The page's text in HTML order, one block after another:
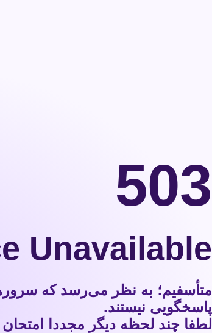
503
Unavailable
متأسفیم؛ به نظر می‌رسد که
پاسخگویی نیستند.
لطفا چند لحظه دیگر مجددا امتحان